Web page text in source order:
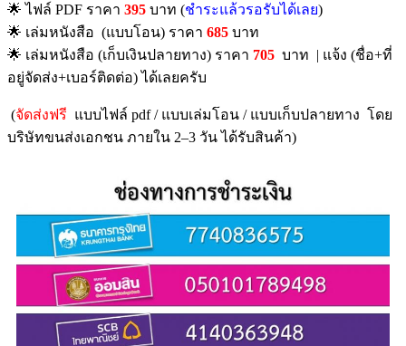
🌟 ไฟล์ PDF ราคา 395 บาท (ชำระแล้วรอรับได้เลย)
🌟 เล่มหนังสือ (แบบโอน) ราคา 685 บาท
🌟 เล่มหนังสือ (เก็บเงินปลายทาง) ราคา 705 บาท | แจ้ง (ชื่อ+ที่
อยู่จัดส่ง+เบอร์ติดต่อ) ได้เลยครับ
(จัดส่งฟรี แบบไฟล์ pdf / แบบเล่มโอน / แบบเก็บปลายทาง โดย
บริษัทขนส่งเอกชน ภายใน 2–3 วัน ได้รับสินค้า)